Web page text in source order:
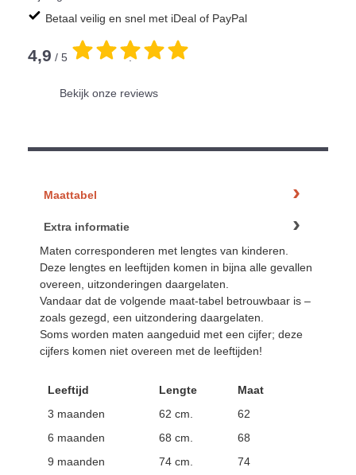
Betaal veilig en snel met iDeal of PayPal
4,9 / 5 .
Bekijk onze reviews
Maattabel
Extra informatie
Maten corresponderen met lengtes van kinderen.
Deze lengtes en leeftijden komen in bijna alle gevallen
overeen, uitzonderingen daargelaten.
Vandaar dat de volgende maat-tabel betrouwbaar is –
zoals gezegd, een uitzondering daargelaten.
Soms worden maten aangeduid met een cijfer; deze
cijfers komen niet overeen met de leeftijden!
Leeftijd Lengte
Maat
3 maanden
62 cm.
62
6 maanden
68 cm.
68
9 maanden
74 cm.
74